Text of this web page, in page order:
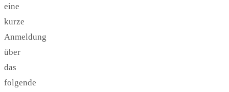
eine
kurze
Anmeldung
über
das
folgende